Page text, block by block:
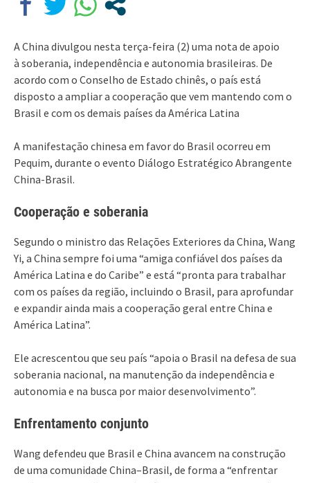
A China divulgou nesta terça-feira (2) uma nota de apoio
à soberania, independência e autonomia brasileiras. De
acordo com o Conselho de Estado chinês, o país está
disposto a ampliar a cooperação que vem mantendo com o
Brasil e com os demais países da América Latina
A manifestação chinesa em favor do Brasil ocorreu em
Pequim, durante o evento Diálogo Estratégico Abrangente
China-Brasil.
Cooperação e soberania
Segundo o ministro das Relações Exteriores da China, Wang
Yi, a China sempre foi uma “amiga confiável dos países da
América Latina e do Caribe” e está “pronta para trabalhar
com os países da região, incluindo o Brasil, para aprofundar
e expandir ainda mais a cooperação geral entre China e
América Latina”.
Ele acrescentou que seu país “apoia o Brasil na defesa de sua
soberania nacional, na manutenção da independência e
autonomia e na busca por maior desenvolvimento”.
Enfrentamento conjunto
Wang defendeu que Brasil e China avancem na construção
de uma comunidade China–Brasil, de forma a “enfrentar